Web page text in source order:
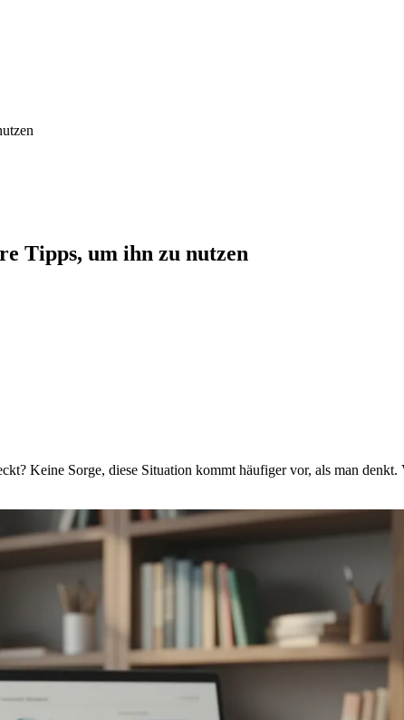
Tipps, um ihn zu nutzen
Keine Sorge, diese Situation kommt häufiger vor, als man